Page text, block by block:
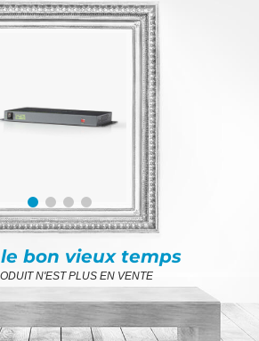
bon vieux temps
N'EST PLUS EN VENTE